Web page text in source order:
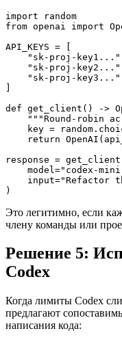
import random
from openai import
API_KEYS = [
"sk-proj-
"sk-proj-
"sk-proj-
]
def get_client() ->
"""Round-robin
key =
return
response =
model="codex-
input="Refactor
Это легитимно, если
члену команды или
Решение 5:
Codex
Когда лимиты Codex
предлагают
написания кода: